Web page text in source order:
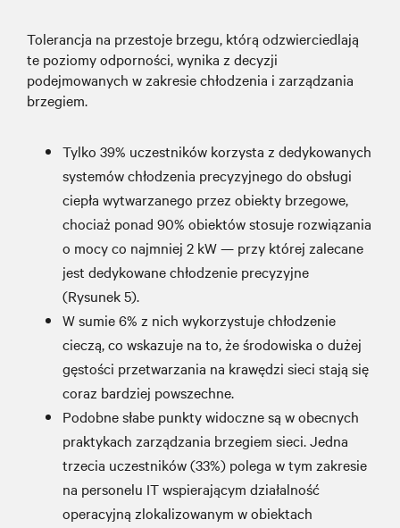
Tolerancja na przestoje brzegu, którą odzwierciedlają
te poziomy odporności, wynika z decyzji
podejmowanych w zakresie chłodzenia i zarządzania
brzegiem.
Tylko 39% uczestników korzysta z dedykowanych
systemów chłodzenia precyzyjnego do obsługi
ciepła wytwarzanego przez obiekty brzegowe,
chociaż ponad 90% obiektów stosuje rozwiązania
o mocy co najmniej 2 kW — przy której zalecane
jest dedykowane chłodzenie precyzyjne
(Rysunek 5).
W sumie 6% z nich wykorzystuje chłodzenie
cieczą, co wskazuje na to, że środowiska o dużej
gęstości przetwarzania na krawędzi sieci stają się
coraz bardziej powszechne.
Podobne słabe punkty widoczne są w obecnych
praktykach zarządzania brzegiem sieci. Jedna
trzecia uczestników (33%) polega w tym zakresie
na personelu IT wspierającym działalność
operacyjną zlokalizowanym w obiektach